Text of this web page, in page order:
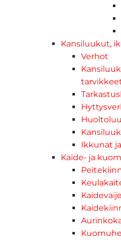
Kansiluukut,
Verhot
Ikkunat
Kaide- ja